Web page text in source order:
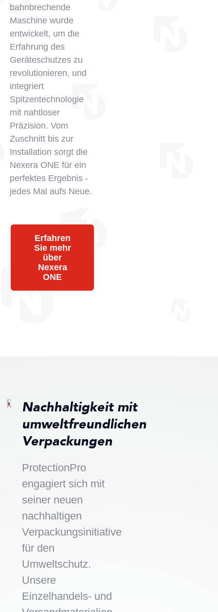
bahnbrechende
Maschine wurde
entwickelt, um die
Erfahrung des
Geräteschutzes zu
revolutionieren, und
integriert
Spitzentechnologie
mit nahtloser
Präzision. Vom
Zuschnitt bis zur
Installation sorgt die
Nexera ONE für ein
perfektes Ergebnis -
jedes Mal aufs Neue.
Erfahren
Sie mehr
über
Nexera
ONE
Nachhaltigkeit mit
umweltfreundlichen
Verpackungen
ProtectionPro
engagiert sich mit
seiner neuen
nachhaltigen
Verpackungsinitiative
für den
Umweltschutz.
Unsere
Einzelhandels- und